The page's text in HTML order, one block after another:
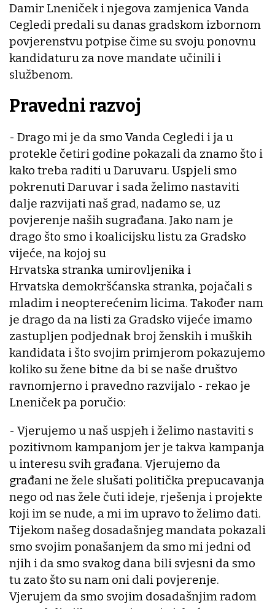
Damir Lneniček i njegova zamjenica Vanda
Cegledi predali su danas gradskom izbornom
povjerenstvu potpise čime su svoju ponovnu
kandidaturu za nove mandate učinili i
službenom.
Pravedni razvoj
- Drago mi je da smo Vanda Cegledi i ja u
protekle četiri godine pokazali da znamo što i
kako treba raditi u Daruvaru. Uspjeli smo
pokrenuti Daruvar i sada želimo nastaviti
dalje razvijati naš grad, nadamo se, uz
povjerenje naših sugrađana. Jako nam je
drago što smo i koalicijsku listu za Gradsko
vijeće, na kojoj su
Hrvatska stranka umirovljenika i
Hrvatska demokršćanska stranka, pojačali s
mladim i neopterećenim licima. Također nam
je drago da na listi za Gradsko vijeće imamo
zastupljen podjednak broj ženskih i muških
kandidata i što svojim primjerom pokazujemo
koliko su žene bitne da bi se naše društvo
ravnomjerno i pravedno razvijalo - rekao je
Lneniček pa poručio:
- Vjerujemo u naš uspjeh i želimo nastaviti s
pozitivnom kampanjom jer je takva kampanja
u interesu svih građana. Vjerujemo da
građani ne žele slušati politička prepucavanja
nego od nas žele čuti ideje, rješenja i projekte
koji im se nude, a mi im upravo to želimo dati.
Tijekom našeg dosadašnjeg mandata pokazali
smo svojim ponašanjem da smo mi jedni od
njih i da smo svakog dana bili svjesni da smo
tu zato što su nam oni dali povjerenje.
Vjerujem da smo svojim dosadašnjim radom